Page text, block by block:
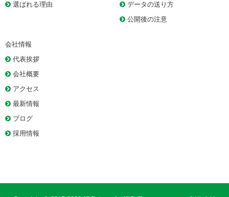
選ばれる理由
データの送り方
公開後の注意
会社情報
代表挨拶
会社概要
アクセス
最新情報
ブログ
採用情報